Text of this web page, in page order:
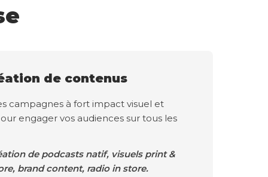
de contenus
campagnes à fort impact visuel et
engager vos audiences sur tous les
de podcasts natif, visuels print &
brand content, radio in store.